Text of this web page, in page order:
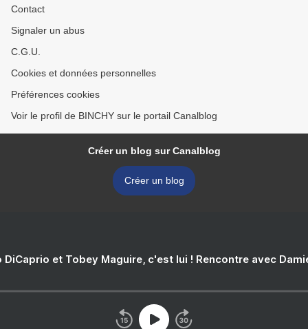
Contact
Signaler un abus
C.G.U.
Cookies et données personnelles
Préférences cookies
Voir le profil de BINCHY sur le portail Canalblog
Créer un blog sur Canalblog
Créer un blog
DiCaprio et Tobey Maguire, c'est lui ! Rencontre avec